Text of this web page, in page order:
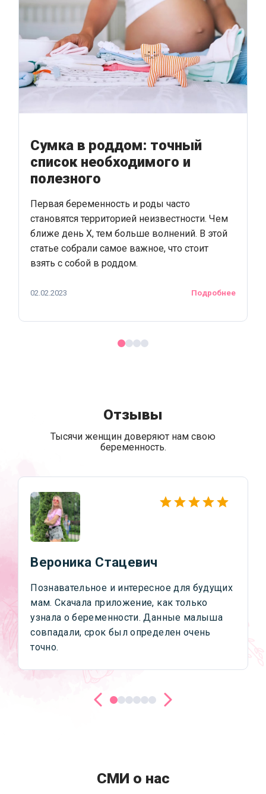
Сумка в роддом: точный
список необходимого и
полезного
Первая беременность и роды часто
становятся территорией неизвестности. Чем
ближе день Х, тем больше волнений. В этой
статье собрали самое важное, что стоит
взять с собой в роддом.
02.02.2023 Подробнее
Отзывы
Тысячи женщин доверяют нам свою
беременность.
Вероника Стацевич
Познавательное и интересное для будущих
мам. Скачала приложение, как только
узнала о беременности. Данные малыша
совпадали, срок был определен очень
точно.
СМИ о нас